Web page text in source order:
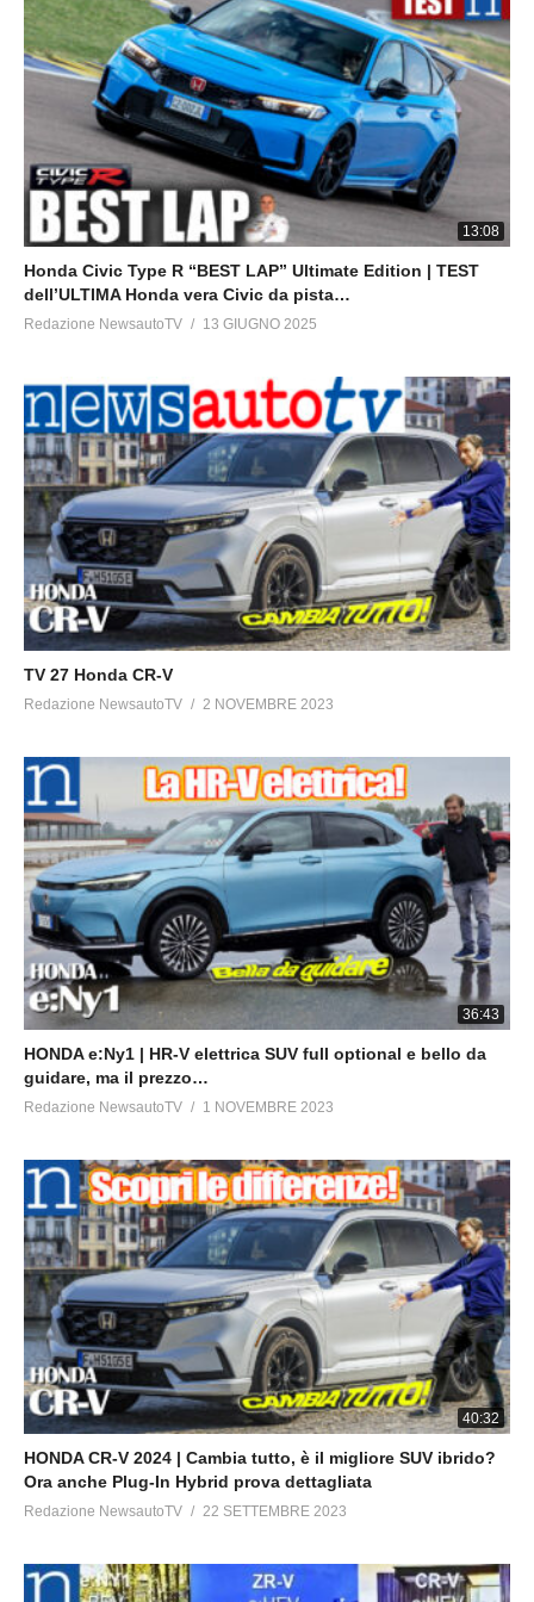
13:08
Honda Civic Type R “BEST LAP” Ultimate Edition | TEST
dell’ULTIMA Honda vera Civic da pista…
Redazione NewsautoTV 13 GIUGNO 2025
TV 27 Honda CR-V
Redazione NewsautoTV 2 NOVEMBRE 2023
36:43
HONDA e:Ny1 | HR-V elettrica SUV full optional e bello da
guidare, ma il prezzo…
Redazione NewsautoTV 1 NOVEMBRE 2023
40:32
HONDA CR-V 2024 | Cambia tutto, è il migliore SUV ibrido?
Ora anche Plug-In Hybrid prova dettagliata
Redazione NewsautoTV 22 SETTEMBRE 2023